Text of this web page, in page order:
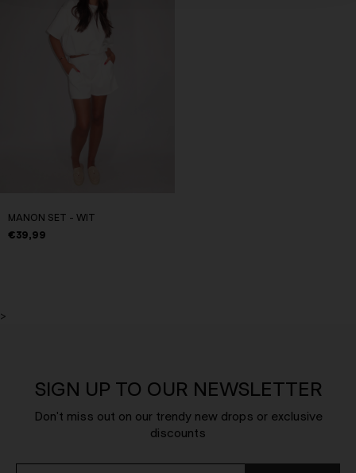
MANON SET - WIT
€39,99
>
SIGN UP TO OUR NEWSLETTER
Don't miss out on our trendy new drops or exclusive
discounts